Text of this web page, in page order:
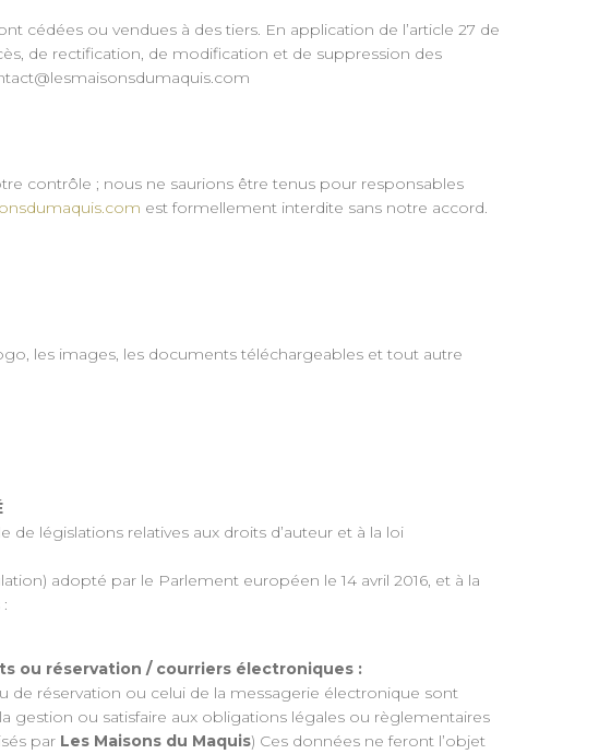
cédées ou vendues à des tiers. En application de l’article 27 de
de rectification, de modification et de suppression des
contrôle ; nous ne saurions être tenus pour responsables
est formellement interdite sans notre accord.
les images, les documents téléchargeables et tout autre
de législations relatives aux droits d’auteur et à la loi
adopté par le Parlement européen le 14 avril 2016, et à la
ou réservation / courriers électroniques :
réservation ou celui de la messagerie électronique sont
gestion ou satisfaire aux obligations légales ou règlementaires
par Les Maisons du Maquis) Ces données ne feront l’objet